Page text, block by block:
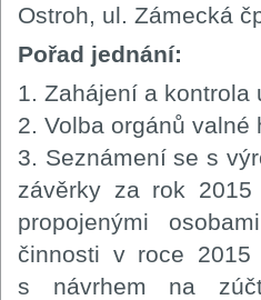
Ostroh, ul. Zámecká
Pořad jednání:
1. Zahájení a kontrola
2. Volba orgánů valné
3. Seznámení se s
závěrky za rok
propojenými
činnosti v roce
s návrhem na